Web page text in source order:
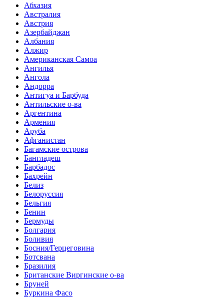
Абхазия
Австралия
Австрия
Азербайджан
Албания
Алжир
Американская Самоа
Ангилья
Ангола
Андорра
Антигуа и Барбуда
Антильские о-ва
Аргентина
Армения
Аруба
Афганистан
Багамские острова
Бангладеш
Барбадос
Бахрейн
Белиз
Белоруссия
Бельгия
Бенин
Бермуды
Болгария
Боливия
Босния/Герцеговина
Ботсвана
Бразилия
Британские Виргинские о-ва
Бруней
Буркина Фасо